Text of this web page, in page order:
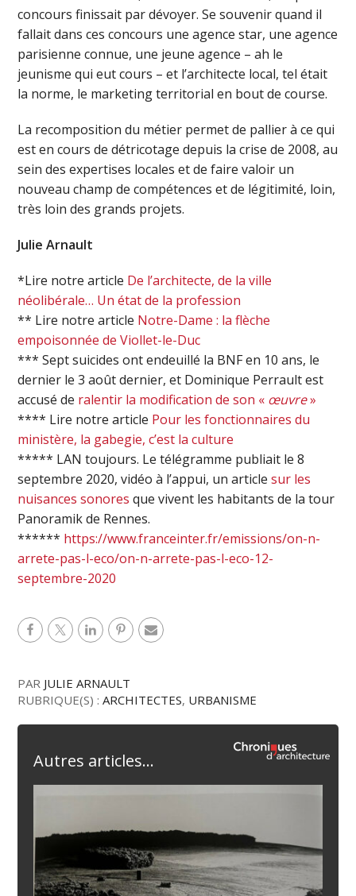
concours finissait par dévoyer. Se souvenir quand il
fallait dans ces concours une agence star, une agence
parisienne connue, une jeune agence – ah le
jeunisme qui eut cours – et l’architecte local, tel était
la norme, le marketing territorial en bout de course.
La recomposition du métier permet de pallier à ce qui
est en cours de détricotage depuis la crise de 2008, au
sein des expertises locales et de faire valoir un
nouveau champ de compétences et de légitimité, loin,
très loin des grands projets.
Julie Arnault
*Lire notre article De l’architecte, de la ville
néolibérale… Un état de la profession
** Lire notre article Notre-Dame : la flèche
empoisonnée de Viollet-le-Duc
*** Sept suicides ont endeuillé la BNF en 10 ans, le
dernier le 3 août dernier, et Dominique Perrault est
accusé de ralentir la modification de son « œuvre»
**** Lire notre article Pour les fonctionnaires du
ministère, la gabegie, c’est la culture
***** LAN toujours. Le télégramme publiait le 8
septembre 2020, vidéo à l’appui, un articlesur les
nuisances sonores que vivent les habitants de la tour
Panoramik de Rennes.
****** https://www.franceinter.fr/emissions/on-n-
arrete-pas-l-eco/on-n-arrete-pas-l-eco-12-
septembre-2020
PAR JULIE ARNAULT
RUBRIQUE(S) :ARCHITECTES, URBANISME
Autres articles...